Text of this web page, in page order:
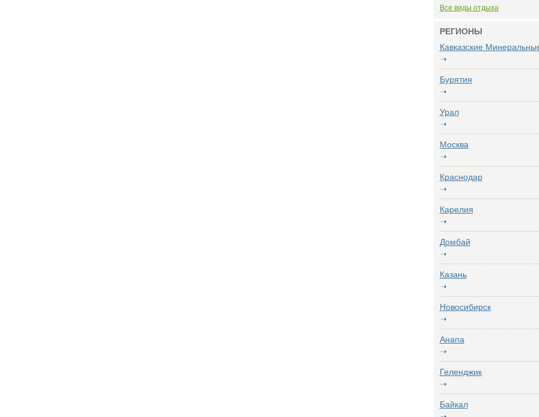
Все виды отдыха
РЕГИОНЫ
Кавказские
Бурятия
Урал
Москва
Краснодар
Карелия
Домбай
Казань
Новосибирск
Анапа
Геленджик
Байкал